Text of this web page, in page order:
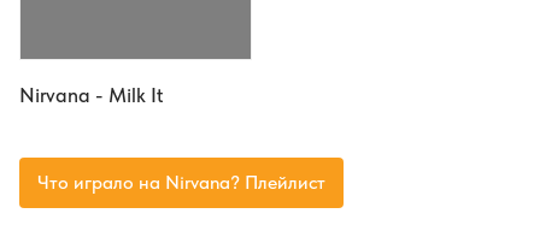
Nirvana - Milk It
Что играло на Nirvana? Плейлист